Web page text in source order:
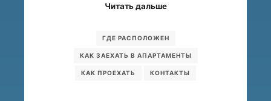
Читать дальше
ГДЕ РАСПОЛОЖЕН
КАК ЗАЕХАТЬ В АПАРТАМЕНТЫ
КАК ПРОЕХАТЬ КОНТАКТЫ